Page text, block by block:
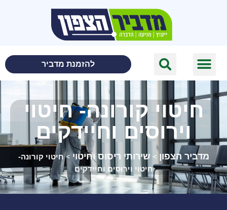
להזמנת מדביר
חיטוי קורונה- חיטוי
וירוסים וחיידקים
מדביר הצפון > שירותי ריסוס וחיטוי >חיטוי קורונה-
חיטוי וירוסים וחיידקים